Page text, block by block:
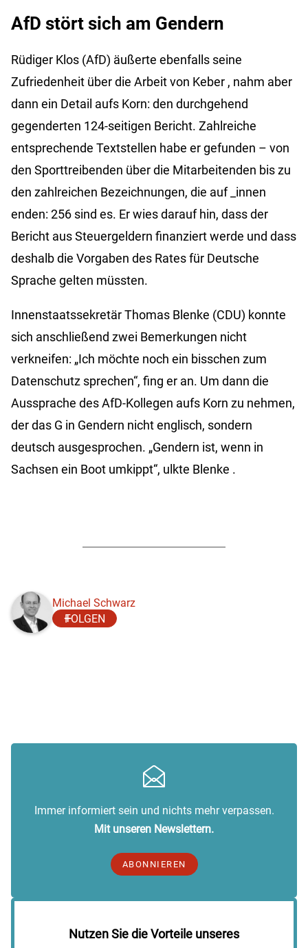
AfD stört sich am Gendern
Rüdiger Klos (AfD) äußerte ebenfalls seine
Zufriedenheit über die Arbeit von Keber , nahm aber
dann ein Detail aufs Korn: den durchgehend
gegenderten 124-seitigen Bericht. Zahlreiche
entsprechende Textstellen habe er gefunden – von
den Sporttreibenden über die Mitarbeitenden bis zu
den zahlreichen Bezeichnungen, die auf _innen
enden: 256 sind es. Er wies darauf hin, dass der
Bericht aus Steuergeldern finanziert werde und dass
deshalb die Vorgaben des Rates für Deutsche
Sprache gelten müssten.
Innenstaatssekretär Thomas Blenke (CDU) konnte
sich anschließend zwei Bemerkungen nicht
verkneifen: „Ich möchte noch ein bisschen zum
Datenschutz sprechen“, fing er an. Um dann die
Aussprache des AfD-Kollegen aufs Korn zu nehmen,
der das G in Gendern nicht englisch, sondern
deutsch ausgesprochen. „Gendern ist, wenn in
Sachsen ein Boot umkippt“, ulkte Blenke .
Michael Schwarz
FOLGEN
Immer informiert sein und nichts mehr verpassen.
Mit unseren Newslettern.
ABONNIEREN
Nutzen Sie die Vorteile unseres